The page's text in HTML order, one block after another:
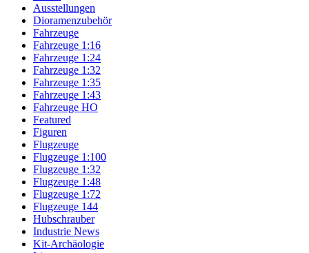
Ausstellungen
Dioramenzubehör
Fahrzeuge
Fahrzeuge 1:16
Fahrzeuge 1:24
Fahrzeuge 1:32
Fahrzeuge 1:35
Fahrzeuge 1:43
Fahrzeuge HO
Featured
Figuren
Flugzeuge
Flugzeuge 1:100
Flugzeuge 1:32
Flugzeuge 1:48
Flugzeuge 1:72
Flugzeuge 144
Hubschrauber
Industrie News
Kit-Archäologie